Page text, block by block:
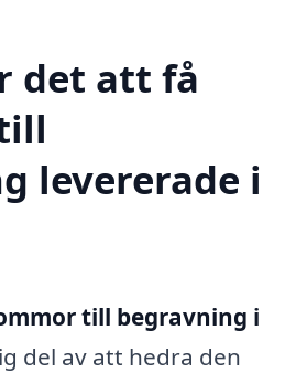
det att få
levererade i
till begravning i
del av att hedra den